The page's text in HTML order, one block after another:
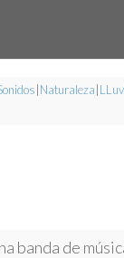
Naturaleza
banda de